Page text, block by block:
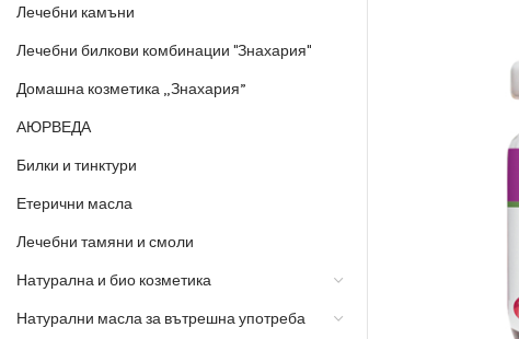
Лечебни камъни
Лечебни билкови комбинации "Знахария"
Домашна козметика „Знахария”
АЮРВЕДА
Билки и тинктури
Етерични масла
Лечебни тамяни и смоли
Натурална и био козметика
Натурални масла за вътрешна употреба